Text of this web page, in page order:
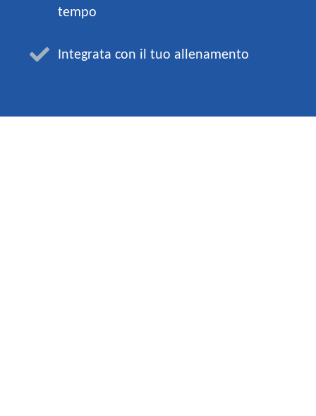
tempo
Integrata con il tuo allenamento